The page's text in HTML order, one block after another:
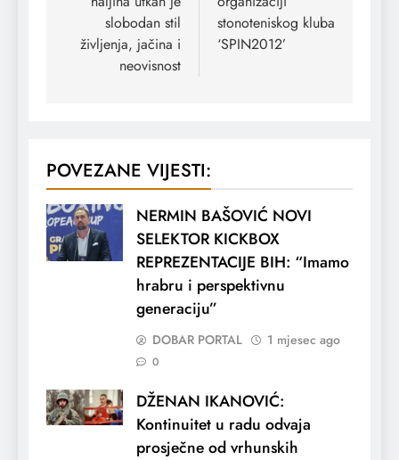
slobodan stil
življenja, jačina i
neovisnost
stonoteniskog kluba
‘SPIN2012’
POVEZANE VIJESTI:
NERMIN BAŠOVIĆ NOVI
SELEKTOR KICKBOX
REPREZENTACIJE BIH: “Imamo
hrabru i perspektivnu
generaciju”
DOBAR PORTAL 1 mjesec ago
0
DŽENAN IKANOVIĆ:
Kontinuitet u radu odvaja
prosječne od vrhunskih